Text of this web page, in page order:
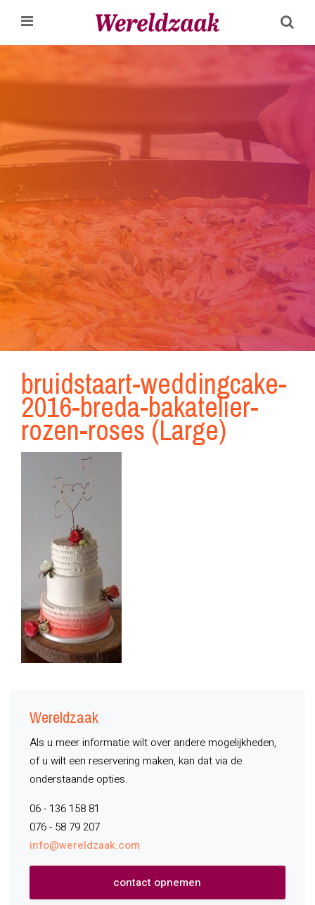
bruidstaart-weddingcake-
2016-breda-bakatelier-
rozen-roses (Large)
Wereldzaak
Als u meer informatie wilt over andere mogelijkheden,
of u wilt een reservering maken, kan dat via de
onderstaande opties.
06 - 136 158 81
076 - 58 79 207
info@wereldzaak.com
contact opnemen